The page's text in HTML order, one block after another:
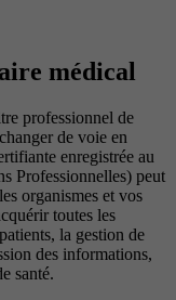
médical
professionnel de
de voie en
enregistrée au
Professionnelles) peut
organismes et vos
toutes les
la gestion de
des informations,
santé.